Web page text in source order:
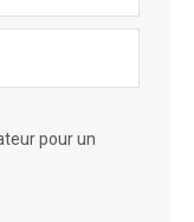
pour un